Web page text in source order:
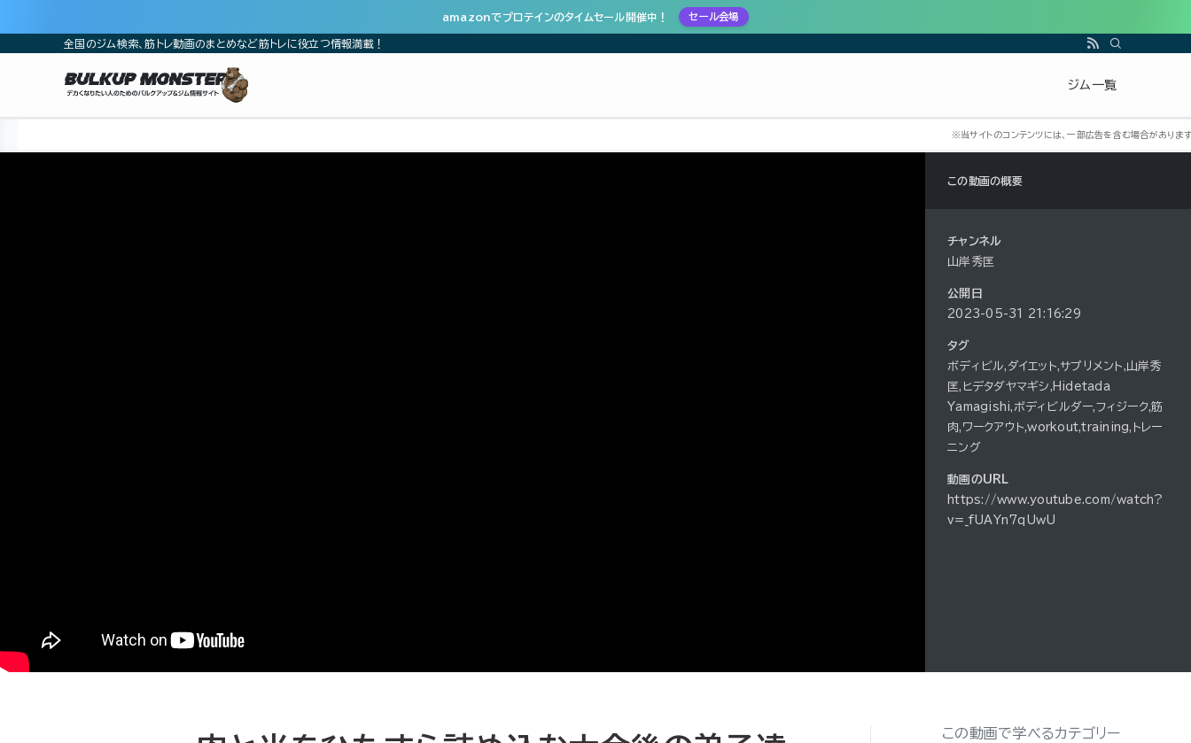
amazonでプロテインのタイムセール開催中！ セール会場
全国のジム検索、筋トレ動画のまとめなど筋トレに役立つ情報満載！
ジム一覧
この動画の概要
チャンネル
山岸秀匡
公開日
2023-05-31 21:16:29
タグ
ボディビル,ダイエット,サプリメント,山岸秀
匡,ヒデタダヤマギシ,Hidetada
Yamagishi,ボディビルダー,フィジーク,筋
肉,ワークアウト,workout,training,トレー
ニング
動画のURL
https://www.youtube.com/watch?
v=_fUAYn7qUwU
この動画で学べるカテゴリー